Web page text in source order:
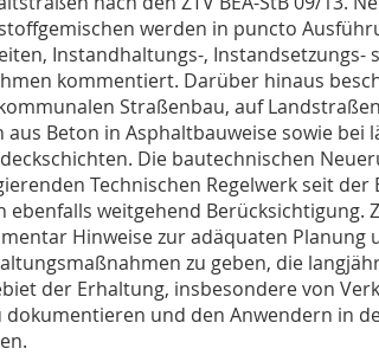
werden in puncto
Instandhaltungs-, Instandsetzungs-
kommentiert. Darüber hinaus
Straßenbau, auf
aus Beton in Asphaltbauweise sowie bei
Die bautechnischen
Technischen Regelwerk seit der
ebenfalls weitgehend Berücksichtigung.
Hinweise zur adäquaten Planung
zu geben, die
der Erhaltung, insbesondere von
dokumentieren und den Anwendern in